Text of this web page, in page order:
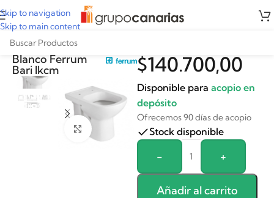
Skip to navigation
Skip to main content
Inodoro Corto
Blanco Ferrum
Bari Ikcm
Clickee para agrandar
$140.700,00
Disponible para acopio en
depósito
Ofrecemos 90 días de acopio
Stock disponible
- +
Añadir al carrito
Alternative: